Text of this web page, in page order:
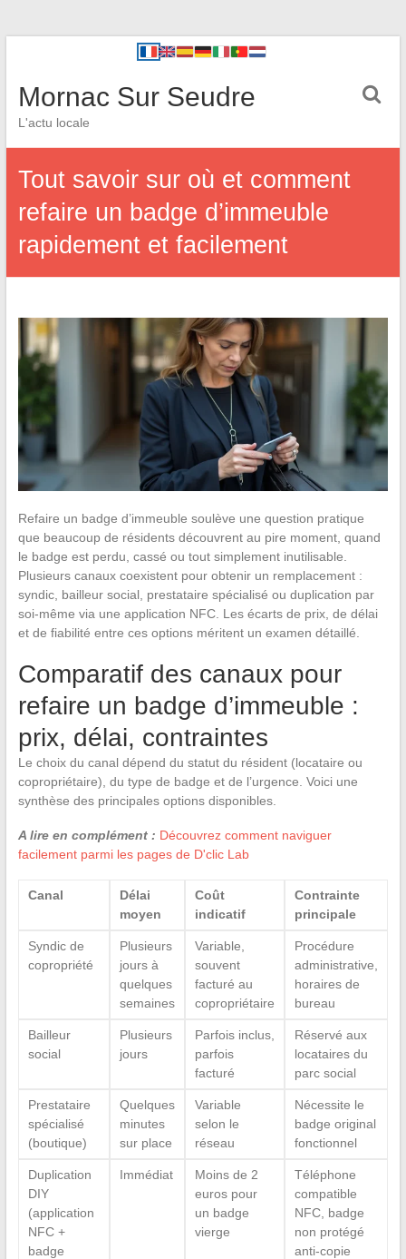
Mornac Sur Seudre
L'actu locale
Tout savoir sur où et comment
refaire un badge d’immeuble
rapidement et facilement
Refaire un badge d’immeuble soulève une question pratique
que beaucoup de résidents découvrent au pire moment, quand
le badge est perdu, cassé ou tout simplement inutilisable.
Plusieurs canaux coexistent pour obtenir un remplacement :
syndic, bailleur social, prestataire spécialisé ou duplication par
soi-même via une application NFC. Les écarts de prix, de délai
et de fiabilité entre ces options méritent un examen détaillé.
Comparatif des canaux pour
refaire un badge d’immeuble :
prix, délai, contraintes
Le choix du canal dépend du statut du résident (locataire ou
copropriétaire), du type de badge et de l’urgence. Voici une
synthèse des principales options disponibles.
A lire en complément : Découvrez comment naviguer
facilement parmi les pages de D'clic Lab
Canal
Délai
moyen
Coût
indicatif
Contrainte
principale
Syndic de
copropriété
Plusieurs
jours à
quelques
semaines
Variable,
souvent
facturé au
copropriétaire
Procédure
administrative,
horaires de
bureau
Bailleur
social
Plusieurs
jours
Parfois inclus,
parfois
facturé
Réservé aux
locataires du
parc social
Prestataire
spécialisé
(boutique)
Quelques
minutes
sur place
Variable
selon le
réseau
Nécessite le
badge original
fonctionnel
Duplication
DIY
(application
NFC +
badge
Immédiat
Moins de 2
euros pour
un badge
vierge
Téléphone
compatible
NFC, badge
non protégé
anti-copie